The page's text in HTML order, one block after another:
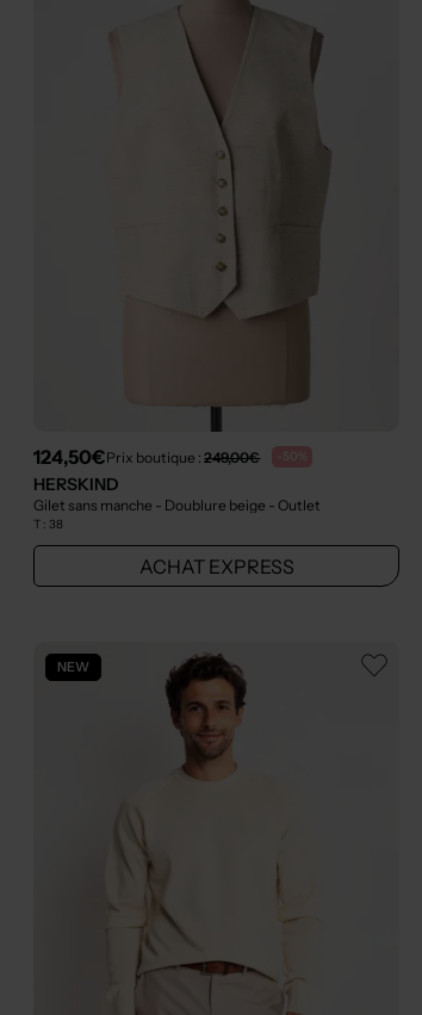
124,50€Prix boutique :249,00€ -50%
HERSKIND
Gilet sans manche - Doublure beige - Outlet
T :38
ACHAT EXPRESS
NEW